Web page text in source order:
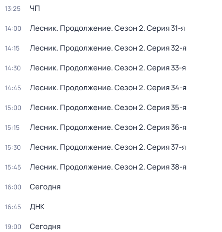
13:25 ЧП
14:00 Лесник. Продолжение. Сезон 2. Серия 31-я
14:15 Лесник. Продолжение. Сезон 2. Серия 32-я
14:30 Лесник. Продолжение. Сезон 2. Серия 33-я
14:45 Лесник. Продолжение. Сезон 2. Серия 34-я
15:00 Лесник. Продолжение. Сезон 2. Серия 35-я
15:15 Лесник. Продолжение. Сезон 2. Серия 36-я
15:30 Лесник. Продолжение. Сезон 2. Серия 37-я
15:45 Лесник. Продолжение. Сезон 2. Серия 38-я
16:00 Сегодня
16:45 ДНК
19:00 Сегодня